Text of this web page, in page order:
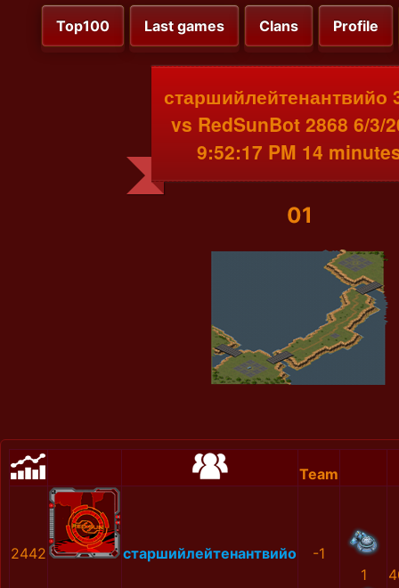
Top100 Last games Clans Profile
старшийлейтенантвийо
vs RedSunBot 2868 6/3/
9:52:17 PM 14
01
Team
2442 старшийлейтенантвийо
-1
1